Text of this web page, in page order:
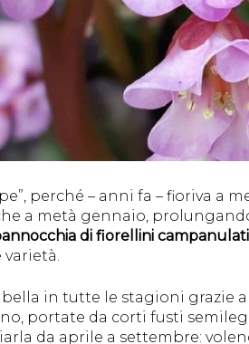
perché – anni fa – fioriva a
a metà gennaio,
di fiorellini campanulati
varietà.
in tutte le stagioni grazie
portate da corti fusti
da aprile a settembre: